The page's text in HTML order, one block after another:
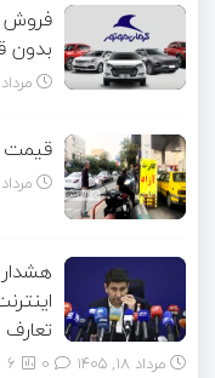
بدون
مرداد ۱۸, ۱۴۰۵
مرداد ۱۸, ۱۴۰۵
تعارف
مرداد ۱۸, ۱۴۰۵ 6